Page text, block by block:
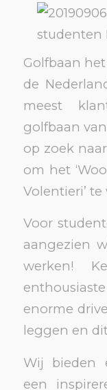
Golfbaan
de
meest
golfbaan
op zoek
om het
Volentieri’
Voor
aangezien
werken!
enorme
leggen en
Wij bieden
een